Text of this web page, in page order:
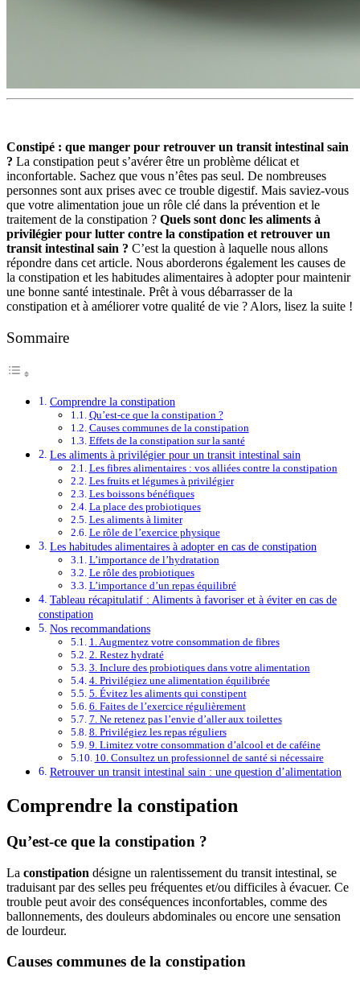
Constipé : que manger pour retrouver un transit intestinal sain
? La constipation peut s’avérer être un problème délicat et
inconfortable. Sachez que vous n’êtes pas seul. De nombreuses
personnes sont aux prises avec ce trouble digestif. Mais saviez-vous
que votre alimentation joue un rôle clé dans la prévention et le
traitement de la constipation ? Quels sont donc les aliments à
privilégier pour lutter contre la constipation et retrouver un
transit intestinal sain ? C’est la question à laquelle nous allons
répondre dans cet article. Nous aborderons également les causes de
la constipation et les habitudes alimentaires à adopter pour maintenir
une bonne santé intestinale. Prêt à vous débarrasser de la
constipation et à améliorer votre qualité de vie ? Alors, lisez la suite !
Sommaire
Comprendre la constipation
Qu’est-ce que la constipation ?
Causes communes de la constipation
Effets de la constipation sur la santé
Les aliments à privilégier pour un transit intestinal sain
Les fibres alimentaires : vos alliées contre la constipation
Les fruits et légumes à privilégier
Les boissons bénéfiques
La place des probiotiques
Les aliments à limiter
Le rôle de l’exercice physique
Les habitudes alimentaires à adopter en cas de constipation
L’importance de l’hydratation
Le rôle des probiotiques
L’importance d’un repas équilibré
Tableau récapitulatif : Aliments à favoriser et à éviter en cas de
constipation
Nos recommandations
1. Augmentez votre consommation de fibres
2. Restez hydraté
3. Inclure des probiotiques dans votre alimentation
4. Privilégiez une alimentation équilibrée
5. Évitez les aliments qui constipent
6. Faites de l’exercice régulièrement
7. Ne retenez pas l’envie d’aller aux toilettes
8. Privilégiez les repas réguliers
9. Limitez votre consommation d’alcool et de caféine
10. Consultez un professionnel de santé si nécessaire
Retrouver un transit intestinal sain : une question d’alimentation
Comprendre la constipation
Qu’est-ce que la constipation ?
La constipation désigne un ralentissement du transit intestinal, se
traduisant par des selles peu fréquentes et/ou difficiles à évacuer. Ce
trouble peut avoir des conséquences inconfortables, comme des
ballonnements, des douleurs abdominales ou encore une sensation
de lourdeur.
Causes communes de la constipation